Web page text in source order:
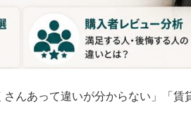
さんあって違いが分からない」「